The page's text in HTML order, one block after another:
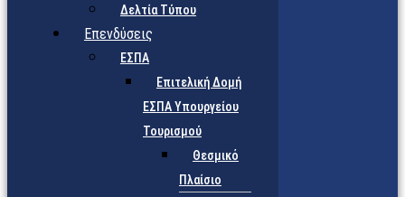
Δελτία Τύπου
Επενδύσεις
ΕΣΠΑ
Επιτελική Δομή
ΕΣΠΑ Υπουργείου
Τουρισμού
Θεσμικό
Πλαίσιο